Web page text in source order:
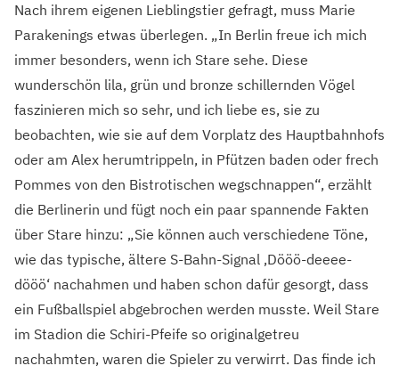
Nach ihrem eigenen Lieblingstier gefragt, muss Marie
Parakenings etwas überlegen. „In Berlin freue ich mich
immer besonders, wenn ich Stare sehe. Diese
wunderschön lila, grün und bronze schillernden Vögel
faszinieren mich so sehr, und ich liebe es, sie zu
beobachten, wie sie auf dem Vorplatz des Hauptbahnhofs
oder am Alex herumtrippeln, in Pfützen baden oder frech
Pommes von den Bistrotischen wegschnappen“, erzählt
die Berlinerin und fügt noch ein paar spannende Fakten
über Stare hinzu: „Sie können auch verschiedene Töne,
wie das typische, ältere S-Bahn-Signal ‚Dööö-deeee-
dööö‘ nachahmen und haben schon dafür gesorgt, dass
ein Fußballspiel abgebrochen werden musste. Weil Stare
im Stadion die Schiri-Pfeife so originalgetreu
nachahmten, waren die Spieler zu verwirrt. Das finde ich